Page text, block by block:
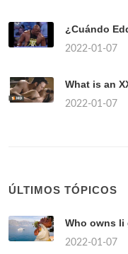
¿Cuándo
2022-01-07
What is an
2022-01-07
ÚLTIMOS TÓPICOS
Who owns li
2022-01-07